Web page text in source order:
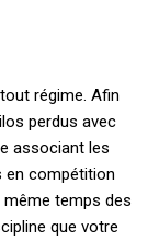
régime. Afin
perdus avec
associant les
en compétition
temps des
que votre